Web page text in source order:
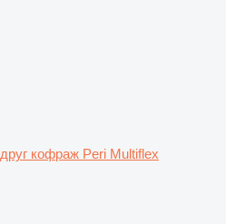
друг кофраж Peri Multiflex